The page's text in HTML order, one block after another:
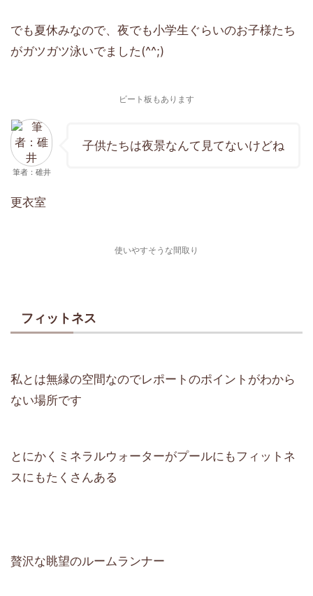
でも夏休みなので、夜でも小学生ぐらいのお子様たち
がガツガツ泳いでました(^^;)
ビート板もあります
筆者：碓井
子供たちは夜景なんて見てないけどね
更衣室
使いやすそうな間取り
フィットネス
私とは無縁の空間なのでレポートのポイントがわから
ない場所です
とにかくミネラルウォーターがプールにもフィットネ
スにもたくさんある
贅沢な眺望のルームランナー